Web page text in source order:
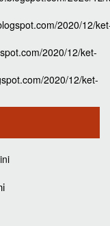
2020/12/
2020/12/ket-
2020/12/ket-